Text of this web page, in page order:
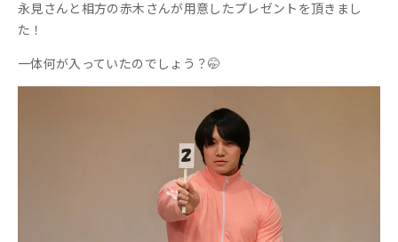
永見さんと相方の赤木さんが用意したプレゼントを頂きまし
た！
一体何が入っていたのでしょう？🤭